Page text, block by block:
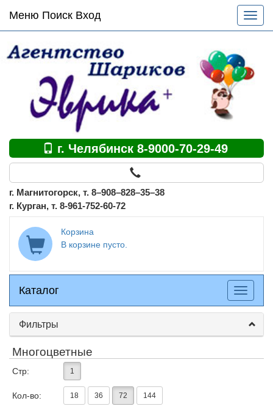
Основное
меню
по
Меню Поиск Вход
меню
г. Челябинск 8-9000-70-29-49
г. Магнитогорск, т. 8–908–828–35–38
г. Курган, т. 8-961-752-60-72
Корзина
В корзине пусто.
Каталог
Каталог
меню
Фильтры
Многоцветные
Стр: 1
Кол-во: 18 36 72 144